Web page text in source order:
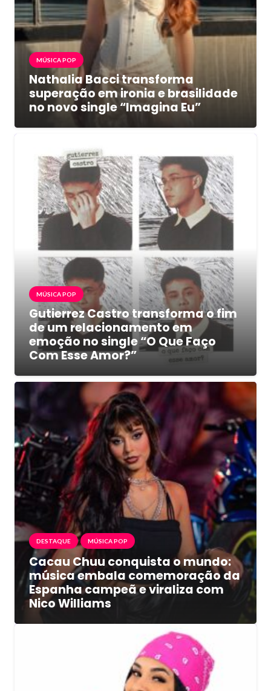
MÚSICA POP
Nathalia Bacci transforma
superação em ironia e brasilidade
no novo single “Imagina Eu”
MÚSICA POP
Gutierrez Castro transforma o fim
de um relacionamento em
emoção no single “O Que Faço
Com Esse Amor?”
DESTAQUE MÚSICA POP
Cacau Chuu conquista o mundo:
música embala comemoração da
Espanha campeã e viraliza com
Nico Williams